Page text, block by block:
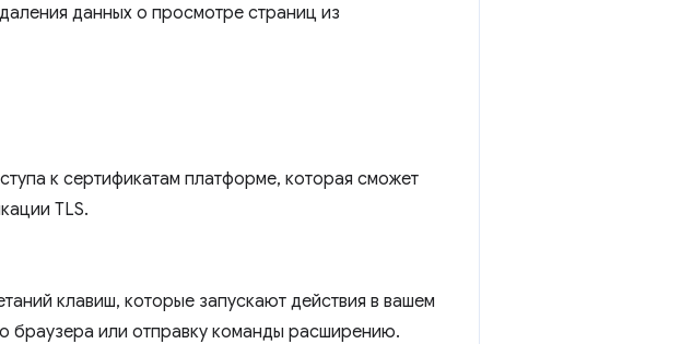
данных о просмотре страниц из
к сертификатам платформе, которая сможет
TLS.
клавиш, которые запускают действия в вашем
браузера или отправку команды расширению.